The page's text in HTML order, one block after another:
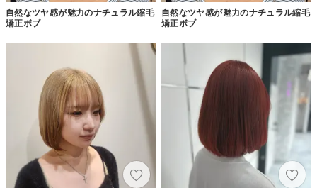
自然なツヤ感が魅力のナチュラル縮毛
矯正ボブ
自然なツヤ感が魅力のナチュラル縮毛
矯正ボブ